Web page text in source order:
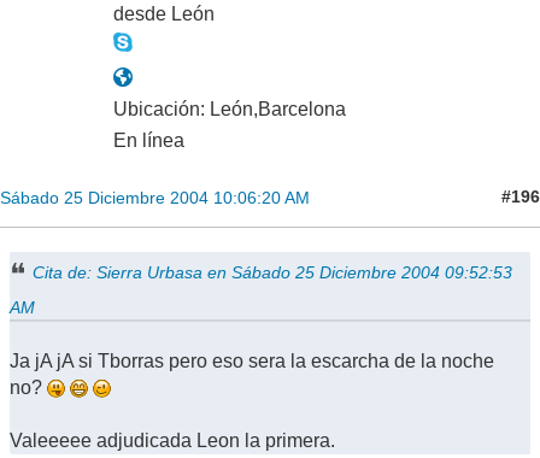
desde León
Ubicación: León,Barcelona
En línea
Sábado 25 Diciembre 2004 10:06:20 AM #196
Cita de: Sierra Urbasa en Sábado 25 Diciembre 2004 09:52:53
AM
Ja jA jA si Tborras pero eso sera la escarcha de la noche
no?
Valeeeee adjudicada Leon la primera.